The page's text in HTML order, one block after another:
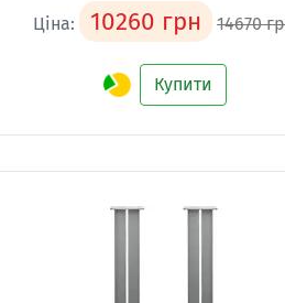
Ціна: 10260 грн 14670
Купити